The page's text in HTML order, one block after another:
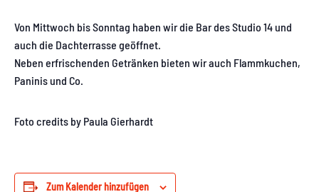
Von Mittwoch bis Sonntag haben wir die Bar des Studio 14 und
auch die Dachterrasse geöffnet.
Neben erfrischenden Getränken bieten wir auch Flammkuchen,
Paninis und Co.
Foto credits by Paula Gierhardt
Zum Kalender hinzufügen